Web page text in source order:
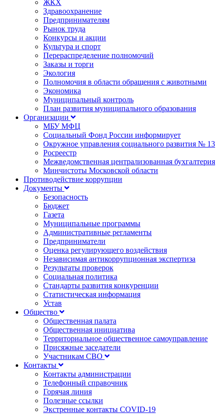
ЖКХ
Здравоохранение
Предпринимателям
Рынок труда
Конкурсы и акции
Культура и спорт
Перераспределение полномочий
Заказы и торги
Экология
Полномочия в области обращения с животными
Экономика
Муниципальный контроль
План развития муниципального образования
Организации
МБУ МФЦ
Социальный Фонд России информирует
Окружное управления социального развития № 13
Росреестр
Межведомственная централизованная бухгалтерия
Минчистоты Московской области
Противодействие коррупции
Документы
Безопасность
Бюджет
Газета
Муниципальные программы
Административные регламенты
Предприниматели
Оценка регулирующего воздействия
Независимая антикоррупционная экспертиза
Результаты проверок
Социальная политика
Стандарты развития конкуренции
Статистическая информация
Устав
Общество
Общественная палата
Общественная инициатива
Территориальное общественное самоуправление
Присяжные заседатели
Участникам СВО
Контакты
Контакты администрации
Телефонный справочник
Горячая линия
Полезные ссылки
Экстренные контакты COVID-19